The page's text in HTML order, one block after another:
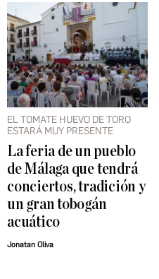
EL TOMATE HUEVO DE TORO
ESTARÁ MUY PRESENTE
La feria de un pueblo
de Málaga que tendrá
conciertos, tradición y
un gran tobogán
acuático
Jonatan Oliva